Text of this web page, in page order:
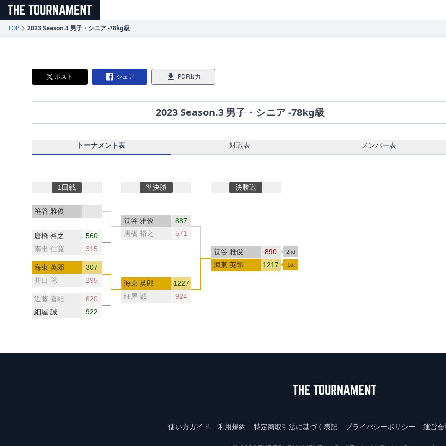
メインコンテンツへスキップ
TOP 2023 Season.3 男子・シニア -78kg級
ポスト シェア PDF出力
2023 Season.3 男子・シニア -78kg級
トーナメント表 対戦表 メンバー表
1回戦 準決勝 決勝戦
笹谷 雅俊
唐橋 裕之
560
南出 仁寛
315
海東 英郎
307
井口 聡
295
近藤 喜紀
620
細屋 誠
922
笹谷 雅俊
887
唐橋 裕之
571
海東 英郎
1227
細屋 誠
924
笹谷 雅俊
890
海東 英郎
1217
使い方ガイド 利用規約 特定商取引法に基づく表記 プライバシーポリシー 運営会